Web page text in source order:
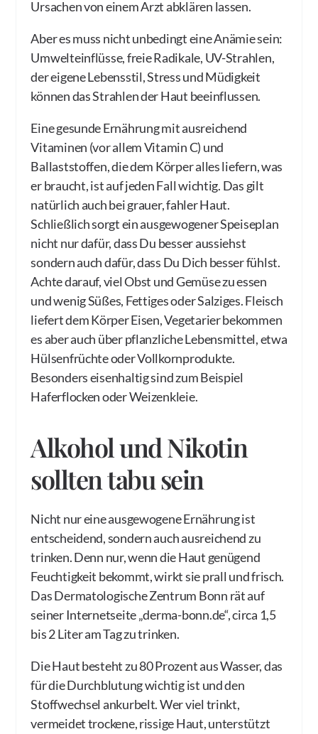
Ursachen von einem Arzt abklären lassen.
Aber es muss nicht unbedingt eine Anämie sein:
Umwelteinflüsse, freie Radikale, UV-Strahlen,
der eigene Lebensstil, Stress und Müdigkeit
können das Strahlen der Haut beeinflussen.
Eine gesunde Ernährung mit ausreichend
Vitaminen (vor allem Vitamin C) und
Ballaststoffen, die dem Körper alles liefern, was
er braucht, ist auf jeden Fall wichtig. Das gilt
natürlich auch bei grauer, fahler Haut.
Schließlich sorgt ein ausgewogener Speiseplan
nicht nur dafür, dass Du besser aussiehst
sondern auch dafür, dass Du Dich besser fühlst.
Achte darauf, viel Obst und Gemüse zu essen
und wenig Süßes, Fettiges oder Salziges. Fleisch
liefert dem Körper Eisen, Vegetarier bekommen
es aber auch über pflanzliche Lebensmittel, etwa
Hülsenfrüchte oder Vollkornprodukte.
Besonders eisenhaltig sind zum Beispiel
Haferflocken oder Weizenkleie.
Alkohol und Nikotin
sollten tabu sein
Nicht nur eine ausgewogene Ernährung ist
entscheidend, sondern auch ausreichend zu
trinken. Denn nur, wenn die Haut genügend
Feuchtigkeit bekommt, wirkt sie prall und frisch.
Das Dermatologische Zentrum Bonn rät auf
seiner Internetseite „derma-bonn.de“, circa 1,5
bis 2 Liter am Tag zu trinken.
Die Haut besteht zu 80 Prozent aus Wasser, das
für die Durchblutung wichtig ist und den
Stoffwechsel ankurbelt. Wer viel trinkt,
vermeidet trockene, rissige Haut, unterstützt